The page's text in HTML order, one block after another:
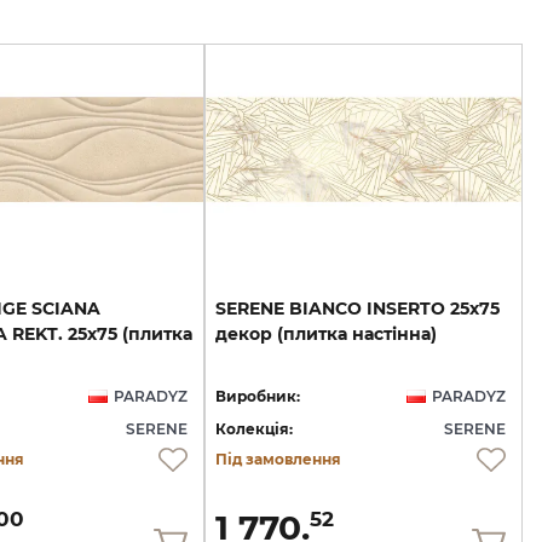
SCIANA
REKT. 25х75 (плитка
PARADYZ
SERENE
SERENE BIANCO INSERTO 25х75
декор (плитка настінна)
Виробник:
PARADYZ
Колекція:
SERENE
Під замовлення
1 770.52